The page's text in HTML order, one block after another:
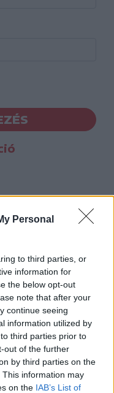
Personal
to third parties, or
information for
the below opt-out
note that after your
continue seeing
information utilized by
third parties prior to
out of the further
by third parties on the
This information may
on the IAB’s List of